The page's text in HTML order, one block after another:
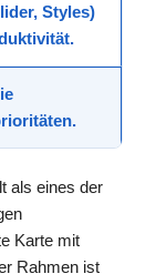
Styles)
als eines der
Karte mit
Rahmen ist